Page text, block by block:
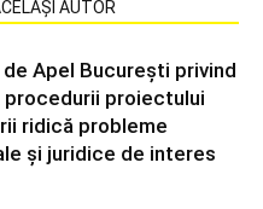
AUTOR
Apel București privind
procedurii proiectului
ridică probleme
și juridice de interes